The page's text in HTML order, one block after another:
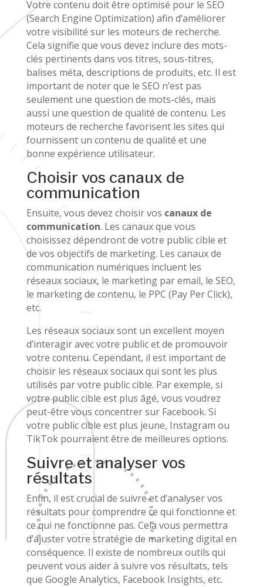
Votre contenu doit être optimisé pour le SEO
(Search Engine Optimization) afin d’améliorer
votre visibilité sur les moteurs de recherche.
Cela signifie que vous devez inclure des mots-
clés pertinents dans vos titres, sous-titres,
balises méta, descriptions de produits, etc. Il est
important de noter que le SEO n’est pas
seulement une question de mots-clés, mais
aussi une question de qualité de contenu. Les
moteurs de recherche favorisent les sites qui
fournissent un contenu de qualité et une
bonne expérience utilisateur.
Choisir vos canaux de
communication
Ensuite, vous devez choisir vos canaux de
communication. Les canaux que vous
choisissez dépendront de votre public cible et
de vos objectifs de marketing. Les canaux de
communication numériques incluent les
réseaux sociaux, le marketing par email, le SEO,
le marketing de contenu, le PPC (Pay Per Click),
etc.
Les réseaux sociaux sont un excellent moyen
d’interagir avec votre public et de promouvoir
votre contenu. Cependant, il est important de
choisir les réseaux sociaux qui sont les plus
utilisés par votre public cible. Par exemple, si
votre public cible est plus âgé, vous voudrez
peut-être vous concentrer sur Facebook. Si
votre public cible est plus jeune, Instagram ou
TikTok pourraient être de meilleures options.
Suivre et analyser vos
résultats
Enfin, il est crucial de suivre et d’analyser vos
résultats pour comprendre ce qui fonctionne et
ce qui ne fonctionne pas. Cela vous permettra
d’ajuster votre stratégie de marketing digital en
conséquence. Il existe de nombreux outils qui
peuvent vous aider à suivre vos résultats, tels
que Google Analytics, Facebook Insights, etc.